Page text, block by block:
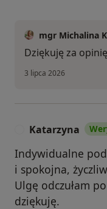
mgr Michalina
Dziękuję za
3 lipca 2026
Katarzyna
Indywidualne
i spokojna,
Ulgę odczułam
dziękuję.